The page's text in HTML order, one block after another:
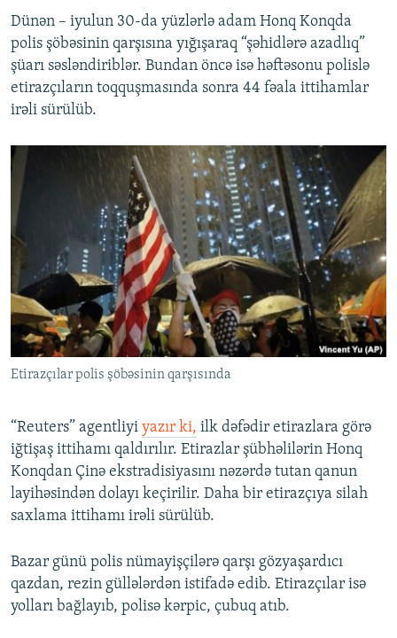
Dünən – iyulun 30-da yüzlərlə adam Honq Konqda
polis şöbəsinin qarşısına yığışaraq “şəhidlərə azadlıq”
şüarı səsləndiriblər. Bundan öncə isə həftəsonu polislə
etirazçıların toqquşmasında sonra 44 fəala ittihamlar
irəli sürülüb.
Etirazçılar polis şöbəsinin qarşısında
“Reuters” agentliyi yazır ki, ilk dəfədir etirazlara görə
iğtişaş ittihamı qaldırılır. Etirazlar şübhəlilərin Honq
Konqdan Çinə ekstradisiyasını nəzərdə tutan qanun
layihəsindən dolayı keçirilir. Daha bir etirazçıya silah
saxlama ittihamı irəli sürülüb.
Bazar günü polis nümayişçilərə qarşı gözyaşardıcı
qazdan, rezin güllələrdən istifadə edib. Etirazçılar isə
yolları bağlayıb, polisə kərpic, çubuq atıb.